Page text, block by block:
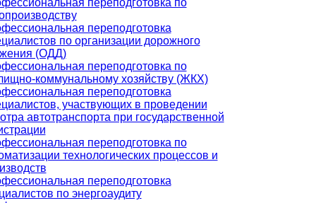
переподготовка
по организации дорожного
(ОДД)
переподготовка по
коммунальному хозяйству (ЖКХ)
переподготовка
участвующих в проведении
автотранспорта при государственной
переподготовка по
технологических процессов и
переподготовка
по энергоаудиту